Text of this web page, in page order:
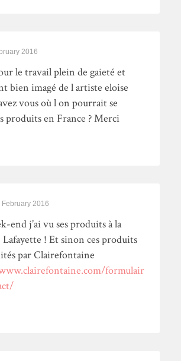
2016
le travail plein de gaieté et
bien imagé de l artiste eloise
vous où l on pourrait se
produits en France ? Merci
February 2016
end j’ai vu ses produits à la
! Et sinon ces produits
par Clairefontaine
formulair